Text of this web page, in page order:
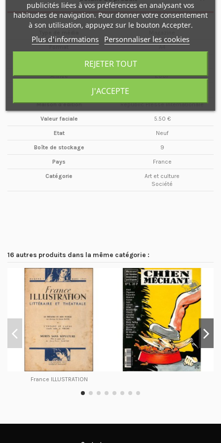
Année 2007
Maison d'édition Republic Presse Internationale
Valeur faciale 5.50 €
Etat Neuf
Boîte de stockage 9
Pays France
Catégorie
Art et culture
Société
16 autres produits dans la même catégorie :
France ILLUSTRATION
publicités liées à vos préférences en analysant vos
habitudes de navigation. Pour donner votre consentement
à son utilisation, appuyez sur le bouton Accepter.
Plus d'informations Personnaliser les cookies
REJETER TOUT
J'ACCEPTE